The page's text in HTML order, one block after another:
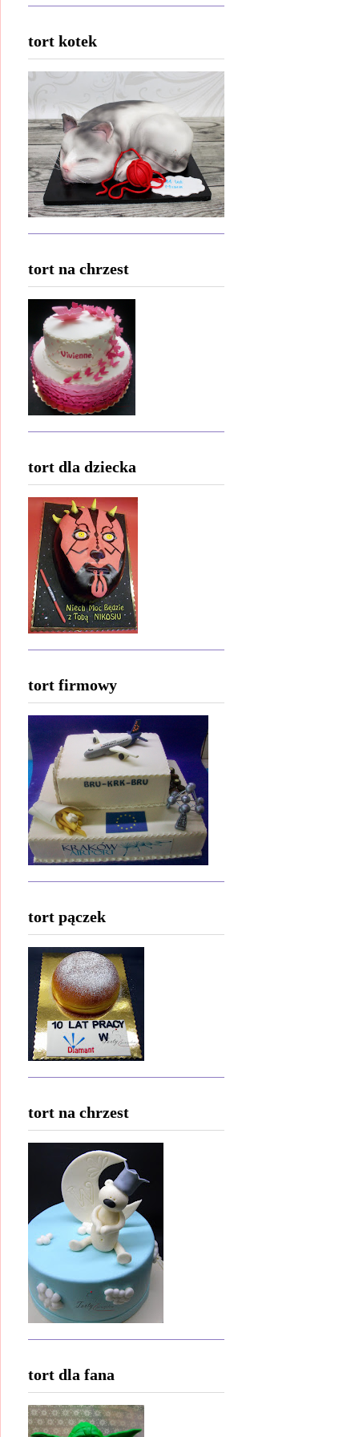
tort kotek
tort na chrzest
tort dla dziecka
tort firmowy
tort pączek
tort na chrzest
tort dla fana